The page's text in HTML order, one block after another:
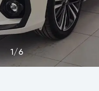
1 /6